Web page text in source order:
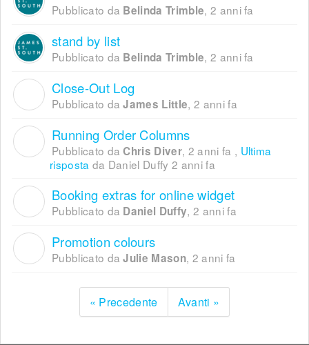
Pubblicato da Belinda Trimble, 2 anni fa
stand by list
Pubblicato da Belinda Trimble, 2 anni fa
Close-Out Log
Pubblicato daJames Little, 2 anni fa
Running Order Columns
Pubblicato daChris Diver, 2 anni fa , Ultima
risposta da Daniel Duffy2 anni fa
Booking extras for online widget
Pubblicato da Daniel Duffy, 2 anni fa
Promotion colours
Pubblicato daJulie Mason, 2 anni fa
« Precedente Avanti »